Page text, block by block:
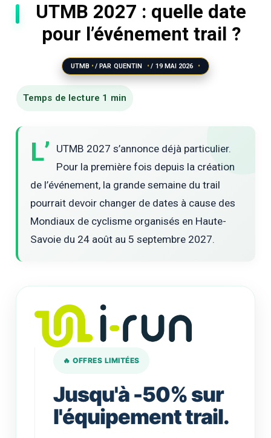
UTMB 2027 : quelle date
pour l’événement trail ?
UTMB / PAR QUENTIN / 19 MAI 2026
L’
UTMB 2027 s’annonce déjà particulier.
Pour la première fois depuis la création
de l’événement, la grande semaine du trail
pourrait devoir changer de dates à cause des
Mondiaux de cyclisme organisés en Haute-
Savoie du 24 août au 5 septembre 2027.
🔥 OFFRES LIMITÉES
Jusqu'à -50% sur
l'équipement trail.